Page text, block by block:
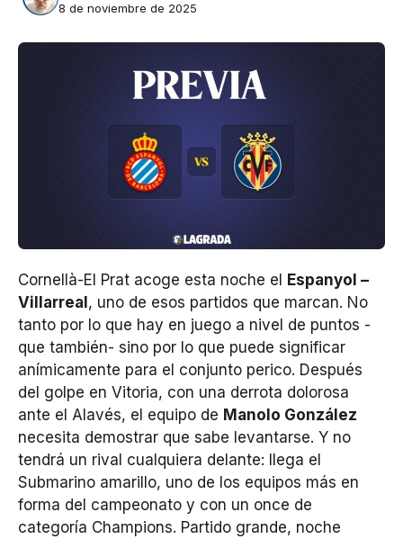
8 de noviembre de 2025
Cornellà-El Prat acoge esta noche el Espanyol –
Villarreal, uno de esos partidos que marcan. No
tanto por lo que hay en juego a nivel de puntos -
que también- sino por lo que puede significar
anímicamente para el conjunto perico. Después
del golpe en Vitoria, con una derrota dolorosa
ante el Alavés, el equipo de Manolo González
necesita demostrar que sabe levantarse. Y no
tendrá un rival cualquiera delante: llega el
Submarino amarillo, uno de los equipos más en
forma del campeonato y con un once de
categoría Champions. Partido grande, noche